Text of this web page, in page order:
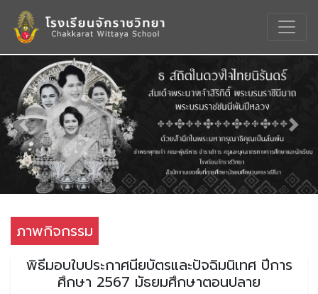
Previous Next
ภาพกิจกรรม
พิธีมอบใบประกาศนียบัตรและปัจฉิมนิเทศ ปีการ
ศึกษา 2567 มัธยมศึกษาตอนปลาย